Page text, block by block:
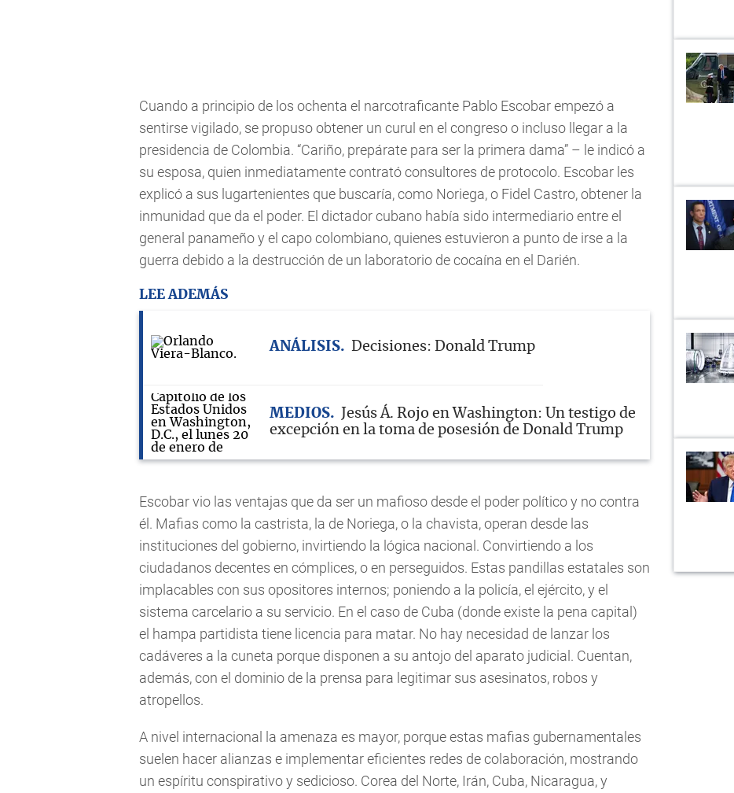
Cuando a principio de los ochenta el narcotraficante Pablo Escobar empezó a
sentirse vigilado, se propuso obtener un curul en el congreso o incluso llegar a la
presidencia de Colombia. “Cariño, prepárate para ser la primera dama” – le indicó a
su esposa, quien inmediatamente contrató consultores de protocolo. Escobar les
explicó a sus lugartenientes que buscaría, como Noriega, o Fidel Castro, obtener la
inmunidad que da el poder. El dictador cubano había sido intermediario entre el
general panameño y el capo colombiano, quienes estuvieron a punto de irse a la
guerra debido a la destrucción de un laboratorio de cocaína en el Darién.
LEE ADEMÁS
ANÁLISIS Decisiones: Donald Trump
MEDIOS
Jesús Á. Rojo en Washington: Un testigo de
excepción en la toma de posesión de Donald Trump
Escobar vio las ventajas que da ser un mafioso desde el poder político y no contra
él. Mafias como la castrista, la de Noriega, o la chavista, operan desde las
instituciones del gobierno, invirtiendo la lógica nacional. Convirtiendo a los
ciudadanos decentes en cómplices, o en perseguidos. Estas pandillas estatales son
implacables con sus opositores internos; poniendo a la policía, el ejército, y el
sistema carcelario a su servicio. En el caso de Cuba (donde existe la pena capital)
el hampa partidista tiene licencia para matar. No hay necesidad de lanzar los
cadáveres a la cuneta porque disponen a su antojo del aparato judicial. Cuentan,
además, con el dominio de la prensa para legitimar sus asesinatos, robos y
atropellos.
A nivel internacional la amenaza es mayor, porque estas mafias gubernamentales
suelen hacer alianzas e implementar eficientes redes de colaboración, mostrando
un espíritu conspirativo y sedicioso. Corea del Norte, Irán, Cuba, Nicaragua, y